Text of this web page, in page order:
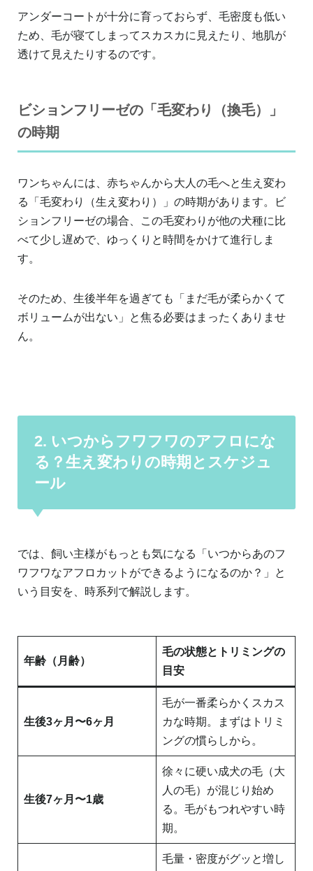
アンダーコートが十分に育っておらず、毛密度も低い
ため、毛が寝てしまってスカスカに見えたり、地肌が
透けて見えたりするのです。
ビションフリーゼの「毛変わり（換毛）」
の時期
ワンちゃんには、赤ちゃんから大人の毛へと生え変わ
る「毛変わり（生え変わり）」の時期があります。ビ
ションフリーゼの場合、この毛変わりが他の犬種に比
べて少し遅めで、ゆっくりと時間をかけて進行しま
す。
そのため、生後半年を過ぎても「まだ毛が柔らかくて
ボリュームが出ない」と焦る必要はまったくありませ
ん。
2. いつからフワフワのアフロにな
る？生え変わりの時期とスケジュ
ール
では、飼い主様がもっとも気になる「いつからあのフ
ワフワなアフロカットができるようになるのか？」と
いう目安を、時系列で解説します。
年齢（月齢）
毛の状態とトリミングの
目安
生後3ヶ月〜6ヶ月
毛が一番柔らかくスカス
カな時期。まずはトリミ
ングの慣らしから。
生後7ヶ月〜1歳
徐々に硬い成犬の毛（大
人の毛）が混じり始め
る。毛がもつれやすい時
期。
毛量・密度がグッと増し